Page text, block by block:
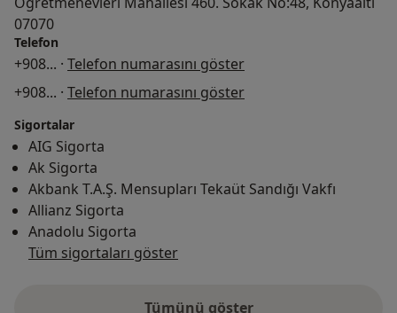
07070
Telefon
+908... · Telefon numarasını göster
+908... · Telefon numarasını göster
Sigortalar
AIG Sigorta
Ak Sigorta
Akbank T.A.Ş. Mensupları Tekaüt Sandığı Vakfı
Allianz Sigorta
Anadolu Sigorta
Tüm sigortaları göster
Tümünü göster